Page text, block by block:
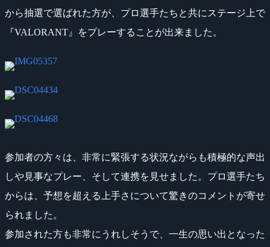
から抽選で選ばれた方が、プロ選手たちと共にステージ上で
『VALORANT』をプレーすることが出来ました。
参加者の方々は、非常に緊張する状況ながらも積極的な声出
しや見事なプレー、そして連携を見せました。プロ選手たち
からは、予想を超える上手さについて驚きのコメントが寄せ
られました。
参加された方も非常にうれしそうで、一生の思い出となった